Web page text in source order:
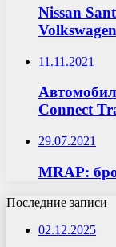
Nissan
Volkswagen
11.11.2021
Connect
29.07.2021
MRAP:
Последние записи
02.12.2025